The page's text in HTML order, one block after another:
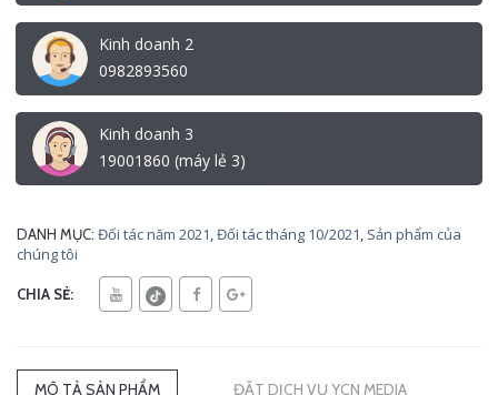
Kinh doanh 2
0982893560
Kinh doanh 3
19001860 (máy lẻ 3)
DANH MỤC: Đối tác năm 2021,Đối tác tháng 10/2021, Sản phẩm của
chúng tôi
CHIA SẺ:
MÔ TẢ SẢN PHẨM ĐẶT DỊCH VỤ YCN MEDIA